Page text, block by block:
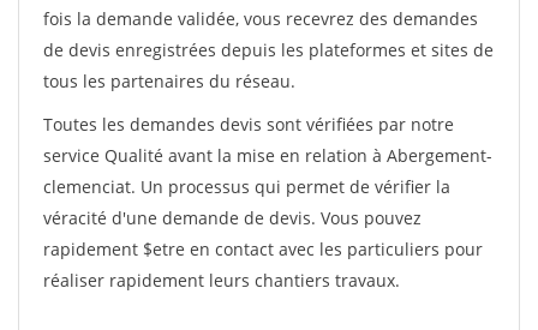
fois la demande validée, vous recevrez des demandes
de devis enregistrées depuis les plateformes et sites de
tous les partenaires du réseau.
Toutes les demandes devis sont vérifiées par notre
service Qualité avant la mise en relation à Abergement-
clemenciat. Un processus qui permet de vérifier la
véracité d'une demande de devis. Vous pouvez
rapidement $etre en contact avec les particuliers pour
réaliser rapidement leurs chantiers travaux.